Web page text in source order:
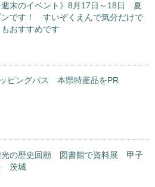
週末のイベント》8月17日～18日 夏
ンです！ すいぞくえんで気分だけで
おすすめです
ッピングバス 本県特産品をPR
光の歴史回顧 図書館で資料展 甲子
茨城